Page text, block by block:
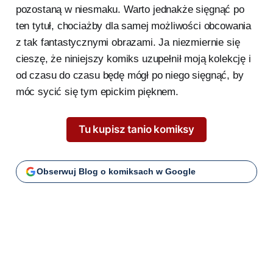
pozostaną w niesmaku. Warto jednakże sięgnąć po
ten tytuł, chociażby dla samej możliwości obcowania
z tak fantastycznymi obrazami. Ja niezmiernie się
cieszę, że niniejszy komiks uzupełnił moją kolekcję i
od czasu do czasu będę mógł po niego sięgnąć, by
móc sycić się tym epickim pięknem.
Tu kupisz tanio komiksy
Obserwuj Blog o komiksach w Google